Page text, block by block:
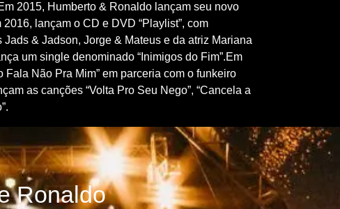
2015, Humberto & Ronaldo lançam seu novo
2016, lançam o CD e DVD “Playlist”, com
& Jadson, Jorge & Mateus e da atriz Mariana
um single denominado “Inimigos do Fim”.Em
Fala Não Pra Mim” em parceria com o funkeiro
as canções “Volta Pro Seu Nego”, “Cancela a
Ronaldo